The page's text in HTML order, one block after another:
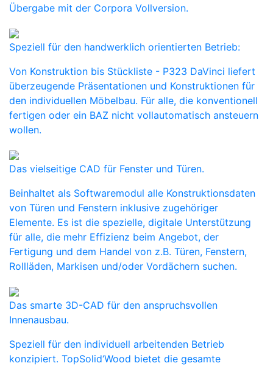
Übergabe mit der Corpora Vollversion.
Speziell für den handwerklich orientierten Betrieb:
Von Konstruktion bis Stückliste - P323 DaVinci liefert
überzeugende Präsentationen und Konstruktionen für
den individuellen Möbelbau. Für alle, die konventionell
fertigen oder ein BAZ nicht vollautomatisch ansteuern
wollen.
Das vielseitige CAD für Fenster und Türen.
Beinhaltet als Softwaremodul alle Konstruktionsdaten
von Türen und Fenstern inklusive zugehöriger
Elemente. Es ist die spezielle, digitale Unterstützung
für alle, die mehr Effizienz beim Angebot, der
Fertigung und dem Handel von z.B. Türen, Fenstern,
Rollläden, Markisen und/oder Vordächern suchen.
Das smarte 3D-CAD für den anspruchsvollen
Innenausbau.
Speziell für den individuell arbeitenden Betrieb
konzipiert. TopSolid‘Wood bietet die gesamte